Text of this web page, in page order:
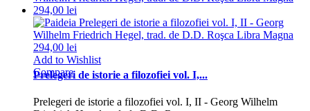
Add to Wishlist
Compare
Prelegeri de istorie a filozofiei vol. I,...
Prelegeri de istorie a filozofiei vol. I, II - Georg Wilhelm